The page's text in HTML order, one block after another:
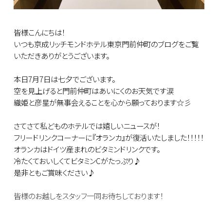
皆様こんにちは！
いつも京成リッチモンドホテル東京門前仲町のブログをご覧
いただきありがとうございます。
本日7月7日は七夕でございます。
空を見上げると門前仲町はあいにくのお天気です涙
織姫と彦星が無事会えることを心から願っております☆彡
さてさて私どものホテルでは嬉しいニュースが！
フリードリンクコーナーに『オランカ』が復活いたしました！！！！！
オランカはドイツ産まれのビタミンドリンクです。
冷たくておいしくてビタミンCがたっぷり♪
是非ともご賞味ください♪
皆様のお越しをスタッフ一同お待ちしております！